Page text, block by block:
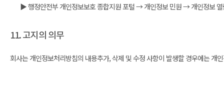
▶ 행정안전부 개인정보보호 종합지원 포털 → 개인정보 민원 → 개인정보 열
11. 고지의 의무
회사는 개인정보처리방침의 내용추가, 삭제 및 수정 사항이 발생할 경우에는 개